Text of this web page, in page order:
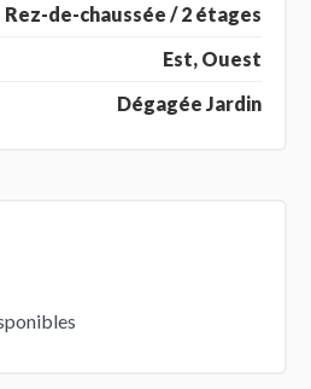
Rez-de-chaussée / 2 étages
Est, Ouest
Dégagée Jardin